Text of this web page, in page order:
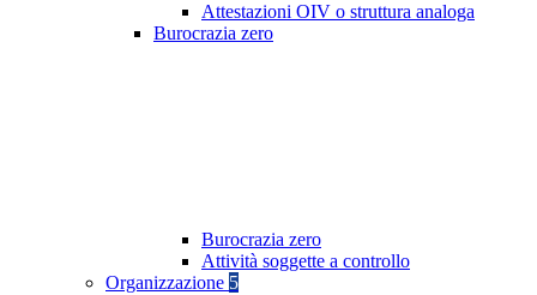
Attestazioni OIV o struttura analoga
Burocrazia zero
Burocrazia zero
Attività soggette a controllo
Organizzazione 5